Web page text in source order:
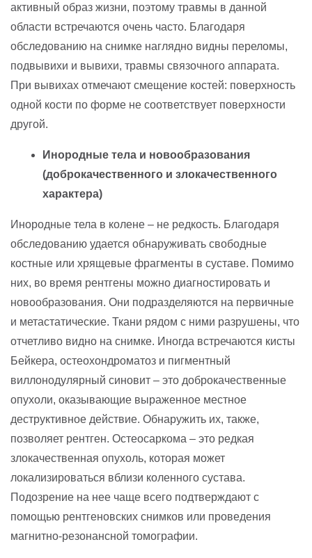
активный образ жизни, поэтому травмы в данной
области встречаются очень часто. Благодаря
обследованию на снимке наглядно видны переломы,
подвывихи и вывихи, травмы связочного аппарата.
При вывихах отмечают смещение костей: поверхность
одной кости по форме не соответствует поверхности
другой.
Инородные тела и новообразования
(доброкачественного и злокачественного
характера)
Инородные тела в колене – не редкость. Благодаря
обследованию удается обнаруживать свободные
костные или хрящевые фрагменты в суставе. Помимо
них, во время рентгены можно диагностировать и
новообразования. Они подразделяются на первичные
и метастатические. Ткани рядом с ними разрушены, что
отчетливо видно на снимке. Иногда встречаются кисты
Бейкера, остеохондроматоз и пигментный
виллонодулярный синовит – это доброкачественные
опухоли, оказывающие выраженное местное
деструктивное действие. Обнаружить их, также,
позволяет рентген. Остеосаркома – это редкая
злокачественная опухоль, которая может
локализироваться вблизи коленного сустава.
Подозрение на нее чаще всего подтверждают с
помощью рентгеновских снимков или проведения
магнитно-резонансной томографии.